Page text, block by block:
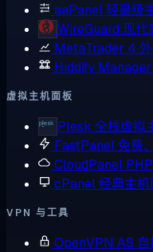
aaPanel轻量级
WireGuard 现代
MetaTrader 4
Hiddify Manager
虚拟主机面板
Plesk 全栈虚拟
FastPanel 免费
CloudPanel
cPanel经典主机
VPN 与工具
OpenVPN AS